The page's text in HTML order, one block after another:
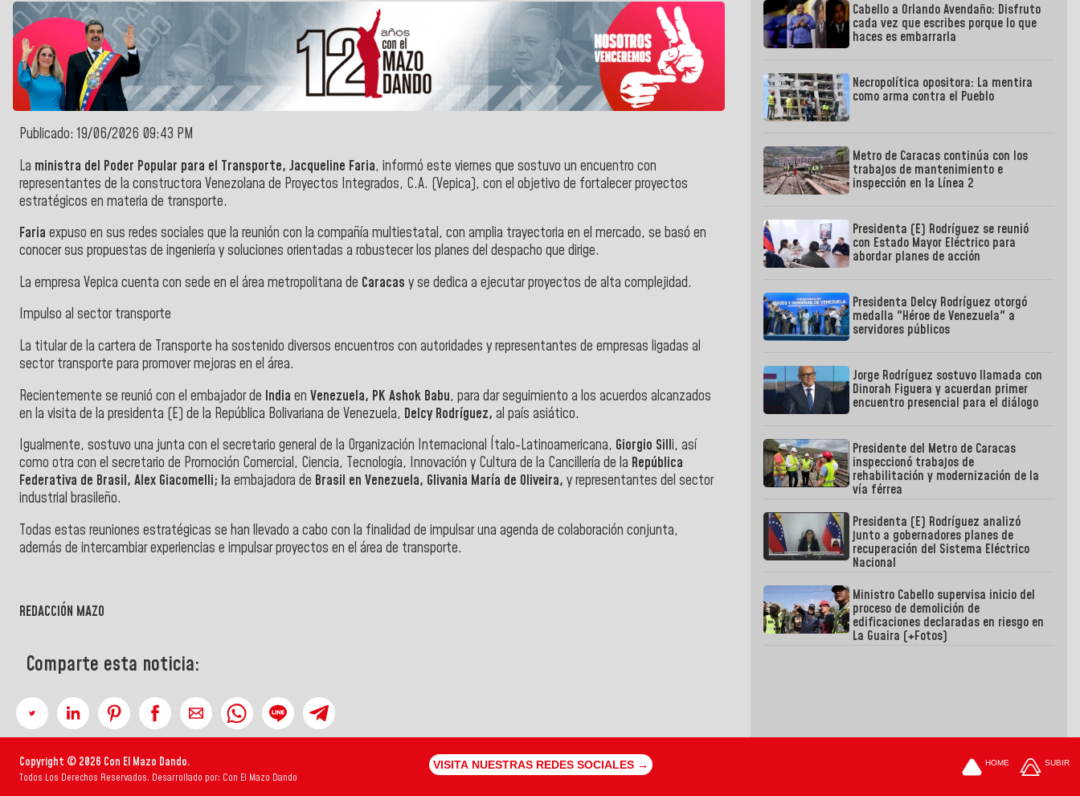
Publicado: 19/06/2026 09:43 PM
La ministra del Poder Popular para el Transporte, Jacqueline Faria, informó este viernes que sostuvo un encuentro con
representantes de la constructora Venezolana de Proyectos Integrados, C.A. (Vepica), con el objetivo de fortalecer proyectos
estratégicos en materia de transporte.
Faria expuso en sus redes sociales que la reunión con la compañía multiestatal, con amplia trayectoria en el mercado, se basó en
conocer sus propuestas de ingeniería y soluciones orientadas a robustecer los planes del despacho que dirige.
La empresa Vepica cuenta con sede en el área metropolitana de Caracas y se dedica a ejecutar proyectos de alta complejidad.
Impulso al sector transporte
La titular de la cartera de Transporte ha sostenido diversos encuentros con autoridades y representantes de empresas ligadas al
sector transporte para promover mejoras en el área.
Recientemente se reunió con el embajador de India en Venezuela, PK Ashok Babu, para dar seguimiento a los acuerdos alcanzados
en la visita de la presidenta (E) de la República Bolivariana de Venezuela, Delcy Rodríguez, al país asiático.
Igualmente, sostuvo una junta con el secretario general de la Organización Internacional Ítalo-Latinoamericana, Giorgio Silli, así
como otra con el secretario de Promoción Comercial, Ciencia, Tecnología, Innovación y Cultura de la Cancillería de la República
Federativa de Brasil, Alex Giacomelli; la embajadora de Brasil en Venezuela, Glivania María de Oliveira, y representantes del sector
industrial brasileño.
Todas estas reuniones estratégicas se han llevado a cabo con la finalidad de impulsar una agenda de colaboración conjunta,
además de intercambiar experiencias e impulsar proyectos en el área de transporte.
REDACCIÓN MAZO
Comparte esta noticia:
Cabello a Orlando Avendaño: Disfruto
cada vez que escribes porque lo que
haces es embarrarla
Necropolítica opositora: La mentira
como arma contra el Pueblo
Metro de Caracas continúa con los
trabajos de mantenimiento e
inspección en la Línea 2
Presidenta (E) Rodríguez se reunió
con Estado Mayor Eléctrico para
abordar planes de acción
Presidenta Delcy Rodríguez otorgó
medalla "Héroe de Venezuela" a
servidores públicos
Jorge Rodríguez sostuvo llamada con
Dinorah Figuera y acuerdan primer
encuentro presencial para el diálogo
Presidente del Metro de Caracas
inspeccionó trabajos de
rehabilitación y modernización de la
vía férrea
Presidenta (E) Rodríguez analizó
junto a gobernadores planes de
recuperación del Sistema Eléctrico
Nacional
Ministro Cabello supervisa inicio del
proceso de demolición de
edificaciones declaradas en riesgo en
La Guaira (+Fotos)
Copyright © 2026 Con El Mazo Dando.
Todos Los Derechos Reservados. Desarrollado por: Con El Mazo Dando
VISITA NUESTRAS REDES SOCIALES → HOME SUBIR